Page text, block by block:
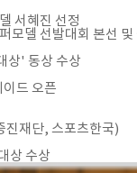
서혜진 선정
모델 선발대회 본선
상' 동상 수상
드 오픈
진재단, 스포츠한국)
상 수상